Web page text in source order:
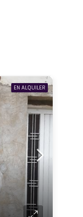
EN ALQUILER